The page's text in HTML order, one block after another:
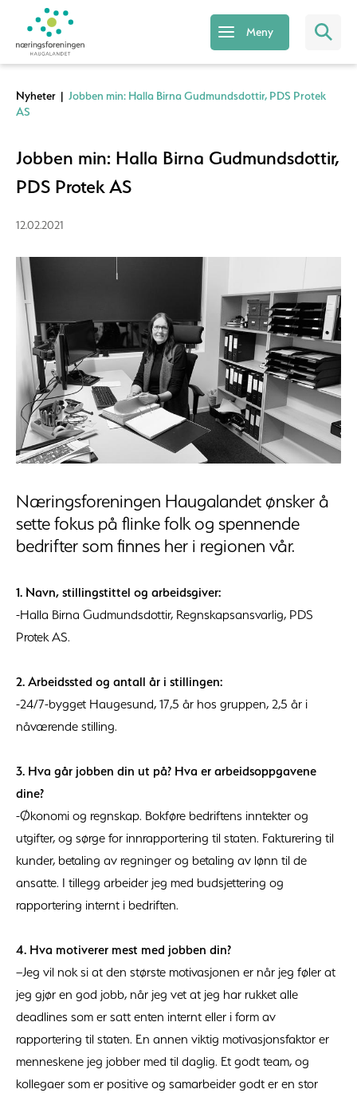
Meny
Nyheter | Jobben min: Halla Birna Gudmundsdottir, PDS Protek
AS
Jobben min: Halla Birna Gudmundsdottir,
PDS Protek AS
12.02.2021
Næringsforeningen Haugalandet ønsker å
sette fokus på flinke folk og spennende
bedrifter som finnes her i regionen vår.
1. Navn, stillingstittel og arbeidsgiver:
-Halla Birna Gudmundsdottir, Regnskapsansvarlig, PDS
Protek AS.
2. Arbeidssted og antall år i stillingen:
-24/7-bygget Haugesund, 17,5 år hos gruppen, 2,5 år i
nåværende stilling.
3. Hva går jobben din ut på? Hva er arbeidsoppgavene
dine?
-Økonomi og regnskap. Bokføre bedriftens inntekter og
utgifter, og sørge for innrapportering til staten. Fakturering til
kunder, betaling av regninger og betaling av lønn til de
ansatte. I tillegg arbeider jeg med budsjettering og
rapportering internt i bedriften.
4. Hva motiverer mest med jobben din?
–Jeg vil nok si at den største motivasjonen er når jeg føler at
jeg gjør en god jobb, når jeg vet at jeg har rukket alle
deadlines som er satt enten internt eller i form av
rapportering til staten. En annen viktig motivasjonsfaktor er
menneskene jeg jobber med til daglig. Et godt team, og
kollegaer som er positive og samarbeider godt er en stor